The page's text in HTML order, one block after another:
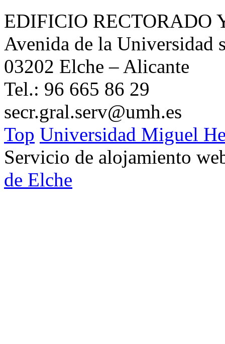
EDIFICIO RECTORADO
Avenida de la Universidad
03202 Elche – Alicante
Tel.: 96 665 86 29
secr.gral.serv@umh.es
Top Universidad Miguel
Servicio de alojamiento
de Elche